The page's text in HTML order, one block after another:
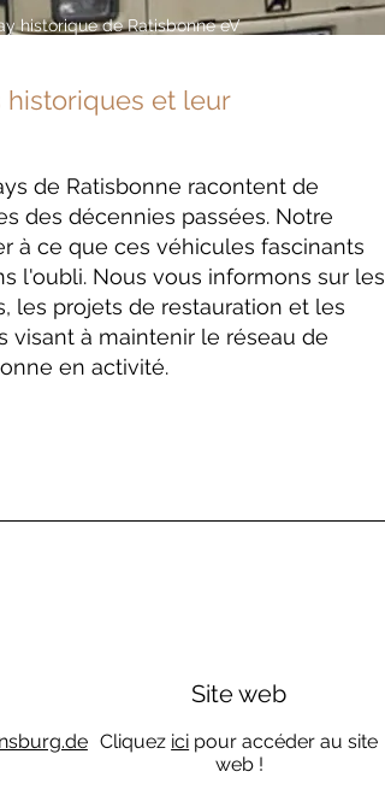
historique de Ratisbonne eV
historiques et leur
de Ratisbonne racontent de
des décennies passées. Notre
à ce que ces véhicules fascinants
l'oubli. Nous vous informons sur les
les projets de restauration et les
visant à maintenir le réseau de
en activité.
Site web
Cliquez ici pour accéder au site
web !